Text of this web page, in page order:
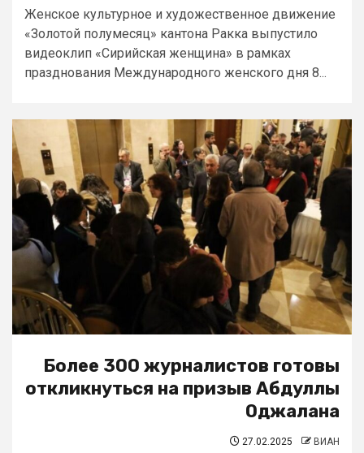
Женское культурное и художественное движение
«Золотой полумесяц» кантона Ракка выпустило
видеоклип «Сирийская женщина» в рамках
празднования Международного женского дня 8...
Более 300 журналистов готовы
откликнуться на призыв Абдуллы
Оджалана
27.02.2025 ВИАН